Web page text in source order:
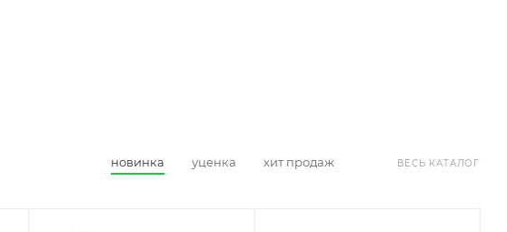
новинка уценка хит продаж ВЕСЬ КАТАЛОГ